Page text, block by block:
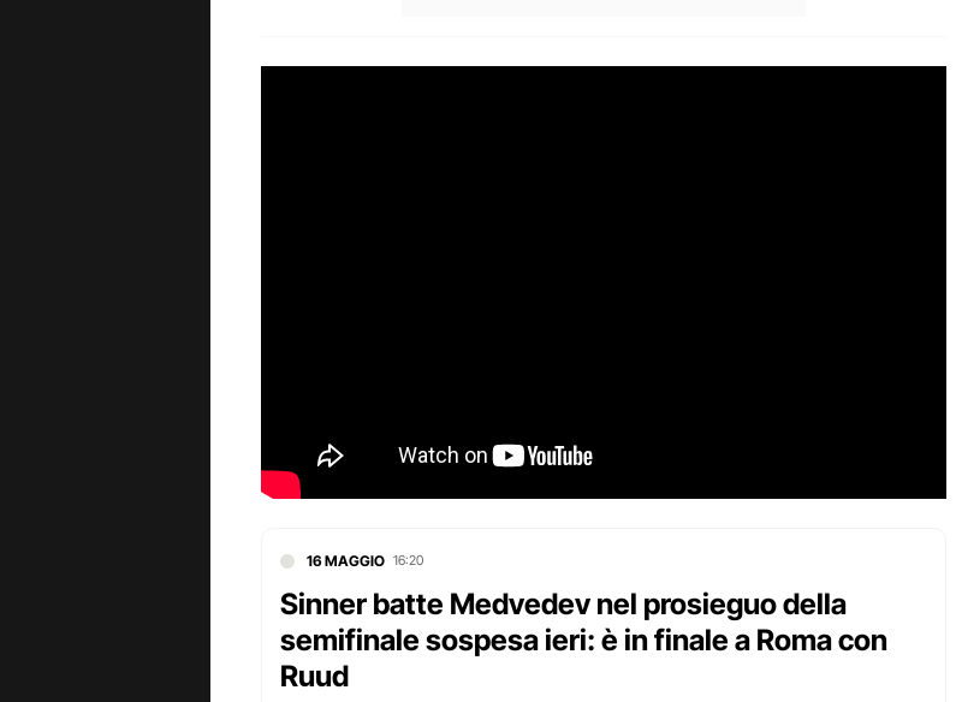
16 MAGGIO 16:20
Sinner batte Medvedev nel prosieguo della
semifinale sospesa ieri: è in finale a Roma con
Ruud